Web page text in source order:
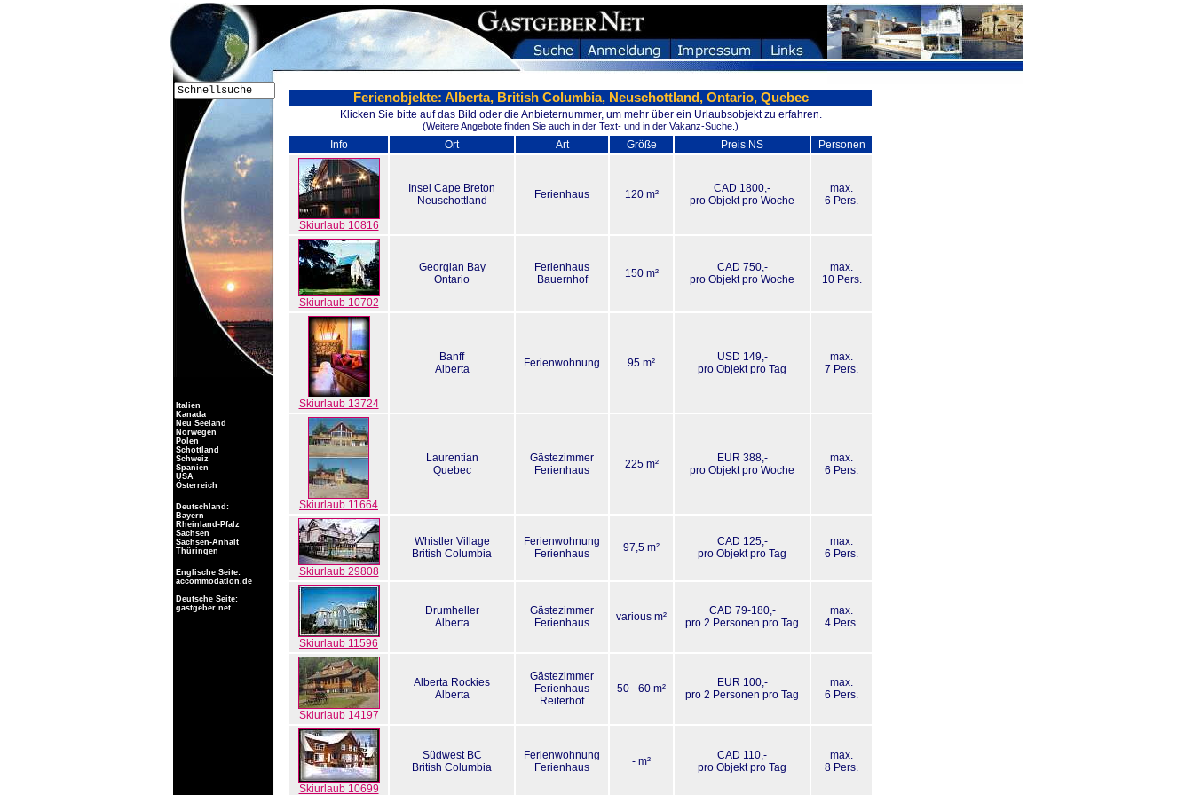
Ferienobjekte: Alberta, British Columbia, Neuschottland, Ontario, Quebec
Klicken Sie bitte auf das Bild oder die Anbieternummer, um mehr über ein Urlaubsobjekt zu erfahren.
(Weitere Angebote finden Sie auch in der Text- und in der Vakanz-Suche.)
Info Ort Art Größe Preis NS Personen
Skiurlaub 10816
Insel Cape Breton
Neuschottland
Ferienhaus 120 m²
CAD 1800,-
pro Objekt pro Woche
max.
6 Pers.
Skiurlaub 10702
Georgian Bay
Ontario
Ferienhaus
Bauernhof
150 m²
CAD 750,-
pro Objekt pro Woche
max.
10 Pers.
Skiurlaub 13724
Banff
Alberta
Ferienwohnung 95 m²
USD 149,-
pro Objekt pro Tag
max.
7 Pers.
Skiurlaub 11664
Laurentian
Quebec
Gästezimmer
Ferienhaus
225 m²
EUR 388,-
pro Objekt pro Woche
max.
6 Pers.
Skiurlaub 29808
Whistler Village
British Columbia
Ferienwohnung
Ferienhaus
97,5 m²
CAD 125,-
pro Objekt pro Tag
max.
6 Pers.
Skiurlaub 11596
Drumheller
Alberta
Gästezimmer
Ferienhaus
various m²
CAD 79-180,-
pro 2 Personen pro Tag
max.
4 Pers.
Skiurlaub 14197
Alberta Rockies
Alberta
Gästezimmer
Ferienhaus
Reiterhof
50 - 60 m²
EUR 100,-
pro 2 Personen pro Tag
max.
6 Pers.
Skiurlaub 10699
Südwest BC
British Columbia
Ferienwohnung
Ferienhaus
- m²
CAD 110,-
pro Objekt pro Tag
max.
8 Pers.
Italien
Kanada
Neu Seeland
Norwegen
Polen
Schottland
Schweiz
Spanien
USA
Österreich
Deutschland:
Bayern
Rheinland-Pfalz
Sachsen
Sachsen-Anhalt
Thüringen
Englische Seite:
accommodation.de
Deutsche Seite:
gastgeber.net